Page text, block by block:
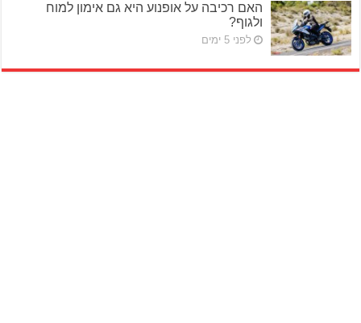
האם רכיבה על אופנוע היא גם אימון למוח
ולגוף?
לפני 5 ימים